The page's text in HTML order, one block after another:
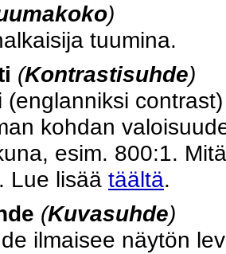
)
tuumina.
(Kontrastisuhde)
(englanniksi
kohdan
esim. 800:1.
Lue lisää täältä.
(Kuvasuhde)
ilmaisee näytön